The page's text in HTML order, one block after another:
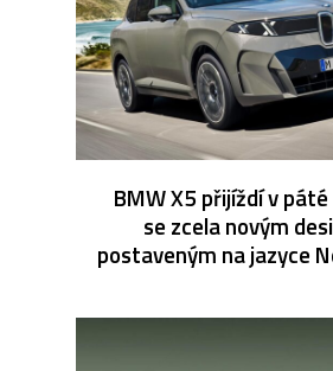
BMW X5 přijíždí v
se zcela novým
postaveným na jazyce